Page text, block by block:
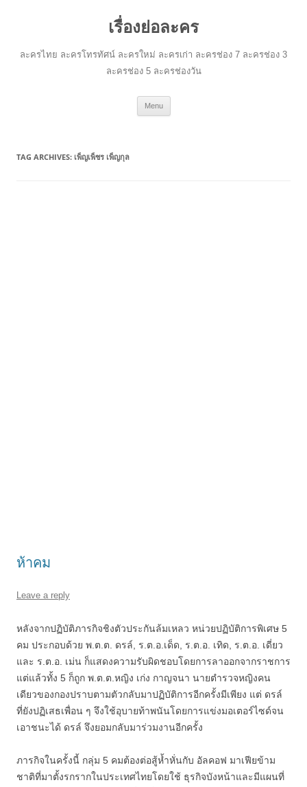
เรื่องย่อละคร
ละครไทย ละครโทรทัศน์ ละครใหม่ ละครเก่า ละครช่อง 7 ละครช่อง 3
ละครช่อง 5 ละครช่องวัน
Menu
TAG ARCHIVES: เพ็ญเพ็ชร เพ็ญกุล
ห้าคม
Leave a reply
หลังจากปฏิบัติภารกิจชิงตัวประกันล้มเหลว หน่วยปฏิบัติการพิเศษ 5
คม ประกอบด้วย พ.ต.ต. ดรล์, ร.ต.อ.เด็ด, ร.ต.อ. เทิด, ร.ต.อ. เดี่ยว
และ ร.ต.อ. เม่น ก็แสดงความรับผิดชอบโดยการลาออกจากราชการ
แต่แล้วทั้ง 5 ก็ถูก พ.ต.ต.หญิง เก่ง กาญจนา นายตำรวจหญิงคน
เดียวของกองปราบตามตัวกลับมาปฏิบัติการอีกครั้งมีเพียง แต่ ดรล์
ที่ยังปฏิเสธเพื่อน ๆ จึงใช้อุบายท้าพนันโดยการแข่งมอเตอร์ไซด์จน
เอาชนะได้ ดรล์ จึงยอมกลับมาร่วมงานอีกครั้ง
ภารกิจในครั้งนี้ กลุ่ม 5 คมต้องต่อสู้ห้ำหั่นกับ อัลคอฟ มาเฟียข้าม
ชาติที่มาตั้งรกรากในประเทศไทยโดยใช้ ธุรกิจบังหน้าและมีแผนที่